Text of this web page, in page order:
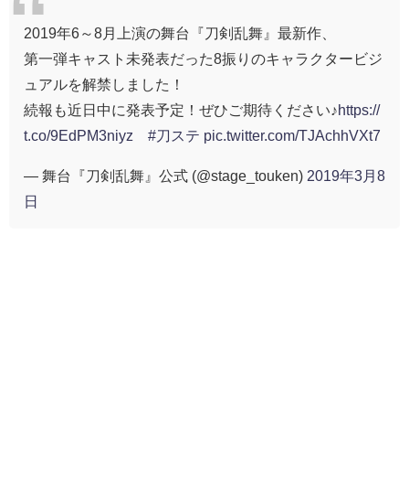
2019年6～8月上演の舞台『刀剣乱舞』最新作、
第一弾キャスト未発表だった8振りのキャラクタービジ
ュアルを解禁しました！
続報も近日中に発表予定！ぜひご期待ください♪https://
t.co/9EdPM3niyz
#刀ステ pic.twitter.com/TJAchhVXt7
— 舞台『刀剣乱舞』公式 (@stage_touken) 2019年3月8
日